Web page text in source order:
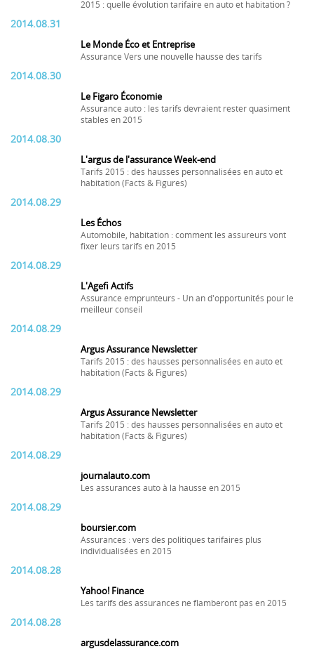
2015 : quelle évolution tarifaire en auto et habitation ?
2014.08.31
Le Monde Éco et Entreprise
Assurance Vers une nouvelle hausse des tarifs
2014.08.30
Le Figaro Économie
Assurance auto : les tarifs devraient rester quasiment
stables en 2015
2014.08.30
L'argus de l'assurance Week-end
Tarifs 2015 : des hausses personnalisées en auto et
habitation (Facts & Figures)
2014.08.29
Les Échos
Automobile, habitation : comment les assureurs vont
fixer leurs tarifs en 2015
2014.08.29
L'Agefi Actifs
Assurance emprunteurs - Un an d'opportunités pour le
meilleur conseil
2014.08.29
Argus Assurance Newsletter
Tarifs 2015 : des hausses personnalisées en auto et
habitation (Facts & Figures)
2014.08.29
Argus Assurance Newsletter
Tarifs 2015 : des hausses personnalisées en auto et
habitation (Facts & Figures)
2014.08.29
journalauto.com
Les assurances auto à la hausse en 2015
2014.08.29
boursier.com
Assurances : vers des politiques tarifaires plus
individualisées en 2015
2014.08.28
Yahoo! Finance
Les tarifs des assurances ne flamberont pas en 2015
2014.08.28
argusdelassurance.com